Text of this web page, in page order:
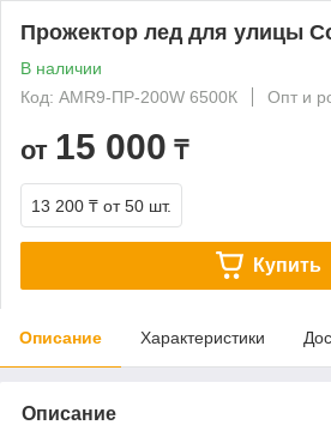
Прожектор лед для улицы
В наличии
Код: AMR9-ПР-200W 6500К
Опт и
от 15 000 ₸
13 200 ₸ от 50 шт.
Купить
Описание Характеристики
Описание